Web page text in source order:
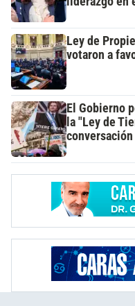
Ley de
votaron a
El Gobierno
la "Ley de